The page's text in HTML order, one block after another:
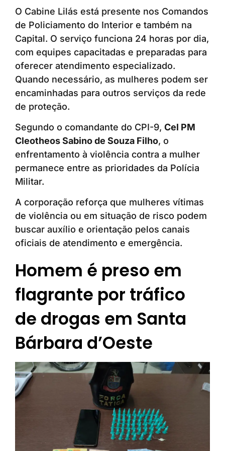
O Cabine Lilás está presente nos Comandos
de Policiamento do Interior e também na
Capital. O serviço funciona 24 horas por dia,
com equipes capacitadas e preparadas para
oferecer atendimento especializado.
Quando necessário, as mulheres podem ser
encaminhadas para outros serviços da rede
de proteção.
Segundo o comandante do CPI-9, Cel PM
Cleotheos Sabino de Souza Filho, o
enfrentamento à violência contra a mulher
permanece entre as prioridades da Polícia
Militar.
A corporação reforça que mulheres vítimas
de violência ou em situação de risco podem
buscar auxílio e orientação pelos canais
oficiais de atendimento e emergência.
Homem é preso em
flagrante por tráfico
de drogas em Santa
Bárbara d’Oeste